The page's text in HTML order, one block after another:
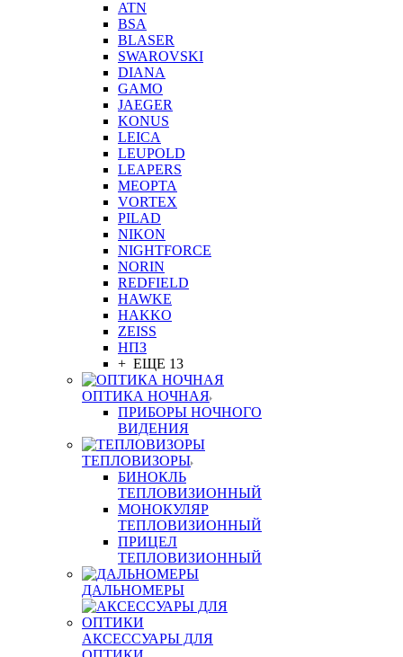
ATN
BSA
BLASER
SWAROVSKI
DIANA
GAMO
JAEGER
KONUS
LEICA
LEUPOLD
LEAPERS
MEOPTA
VORTEX
PILAD
NIKON
NIGHTFORCE
NORIN
REDFIELD
HAWKE
HAKKO
ZEISS
НПЗ
+ ЕЩЕ 13
ОПТИКА НОЧНАЯ
ПРИБОРЫ НОЧНОГО
ВИДЕНИЯ
ТЕПЛОВИЗОРЫ
БИНОКЛЬ
ТЕПЛОВИЗИОННЫЙ
МОНОКУЛЯР
ТЕПЛОВИЗИОННЫЙ
ПРИЦЕЛ
ТЕПЛОВИЗИОННЫЙ
ДАЛЬНОМЕРЫ
АКСЕССУАРЫ ДЛЯ